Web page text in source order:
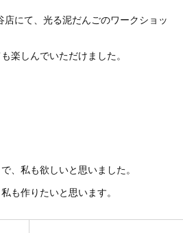
にて、光る泥だんごのワークショッ
楽しんでいただけました。
、私も欲しいと思いました。
も作りたいと思います。